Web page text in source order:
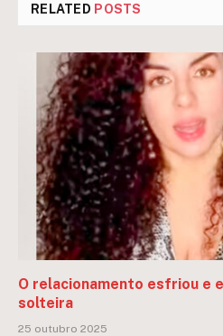
RELATED POSTS
O relacionamento esfriou e
solteira
25 outubro 2025